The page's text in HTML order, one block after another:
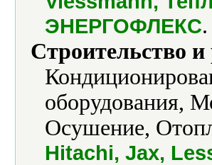
ЭНЕРГОФЛЕКС.
Строительство
оборудования,
Осушение,
Hitachi, Jax,